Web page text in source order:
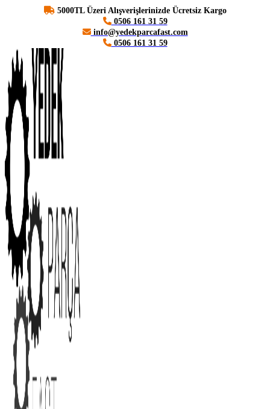
5000TL Üzeri Alışverişlerinizde Ücretsiz Kargo
0506 161 31 59
info@yedekparcafast.com
0506 161 31 59